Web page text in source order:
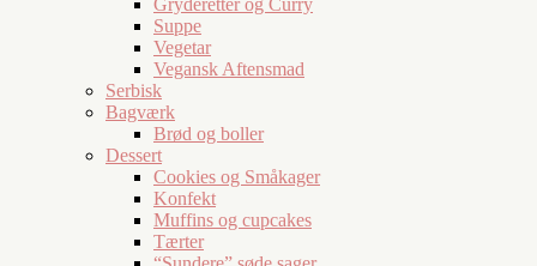
Suppe
Vegetar
Vegansk Aftensmad
Serbisk
Bagværk
Brød og boller
Dessert
Cookies og Småkager
Konfekt
Muffins og cupcakes
Tærter